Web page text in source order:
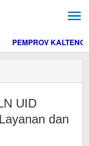
PEMPROV KALTENG
UID
dan